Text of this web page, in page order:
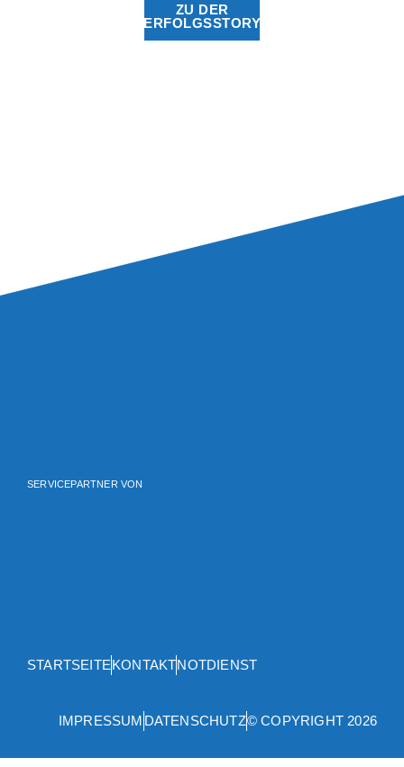
ZU DER
ERFOLGSSTORY
SERVICEPARTNER VON
STARTSEITEKONTAKTNOTDIENST
IMPRESSUM DATENSCHUTZ© COPYRIGHT 2026